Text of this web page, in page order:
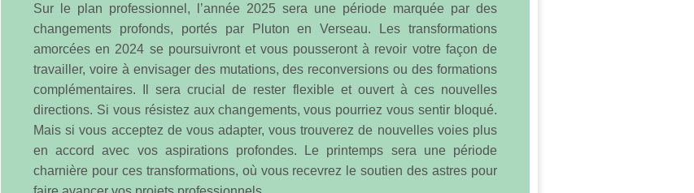
Sur le plan professionnel, l’année 2025 sera une période marquée par des
changements profonds, portés par Pluton en Verseau. Les transformations
amorcées en 2024 se poursuivront et vous pousseront à revoir votre façon de
travailler, voire à envisager des mutations, des reconversions ou des formations
complémentaires. Il sera crucial de rester flexible et ouvert à ces nouvelles
directions. Si vous résistez aux changements, vous pourriez vous sentir bloqué.
Mais si vous acceptez de vous adapter, vous trouverez de nouvelles voies plus
en accord avec vos aspirations profondes. Le printemps sera une période
charnière pour ces transformations, où vous recevrez le soutien des astres pour